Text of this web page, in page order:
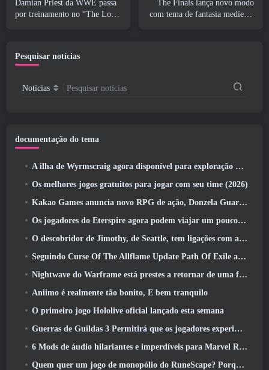
Damian Priest da WWE passa
por treinamento no “The Loot
The Finals lança novo modo
com tema de fantasia medieval
Pesquisar notícias
Notícias Pesquisar notícias
documentação do tema
A ilha de Wyrmscraig agora disponível para exploração no RuneScape da velha escola
Os melhores jogos gratuitos para jogar com seu time (2026)
Kakao Games anuncia novo RPG de ação, Donzela Guardiã
Os jogadores do Eterspire agora podem viajar um pouco no tempo… como um deleite
O descobridor de Jimothy, de Seattle, tem ligações com a ArenaNet, Então é claro que eles estão adicionando isso ao Guild Wars 2
Seguindo Curse Of The Allflame Update Path Of Exile anuncia várias mudanças com base no feedback
Nightwave do Warframe está prestes a retornar de uma forma chocante
Aniimo é realmente tão bonito, E bem tranquilo
O primeiro jogo Hololive oficial lançado esta semana
Guerras de Guildas 3 Permitirá que os jogadores experimentem o mundo de Tyria antes que os Elder Dragons acordem
6 Mods de áudio hilariantes e imperdíveis para Marvel Rivals
Quem quer um jogo de monopólio do RuneScape? Porque um está a caminho